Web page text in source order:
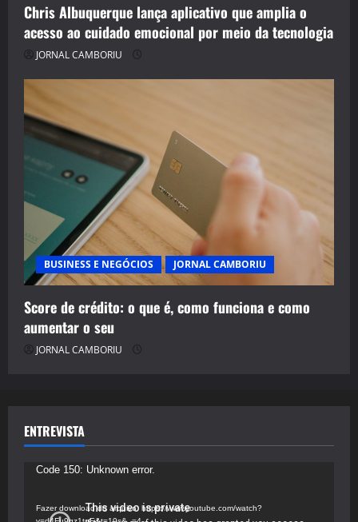
Chris Albuquerque lança aplicativo que amplia o
acesso ao cuidado emocional por meio da tecnologia
JORNAL CAMBORIU
BUSINESS E NEGÓCIOS JORNAL CAMBORIU
Score de crédito: o que é, como funciona e como
aumentar o seu
JORNAL CAMBORIU
ENTREVISTA
Tocador
vídeo
Code 150: Unknown error.
Fazer download do arquivo: https://www.youtube.com/watch?